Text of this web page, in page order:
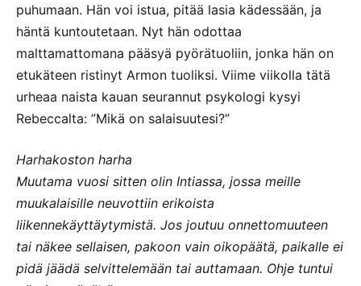
puhumaan. Hän voi istua, pitää lasia kädessään, ja
häntä kuntoutetaan. Nyt hän odottaa
malttamattomana pääsyä pyörätuoliin, jonka hän on
etukäteen ristinyt Armon tuoliksi. Viime viikolla tätä
urheaa naista kauan seurannut psykologi kysyi
Rebeccalta: ”Mikä on salaisuutesi?”
Harhakoston harha
Muutama vuosi sitten olin Intiassa, jossa meille
muukalaisille neuvottiin erikoista
liikennekäyttäytymistä. Jos joutuu onnettomuuteen
tai näkee sellaisen, pakoon vain oikopäätä, paikalle ei
pidä jäädä selvittelemään tai auttamaan. Ohje tuntui